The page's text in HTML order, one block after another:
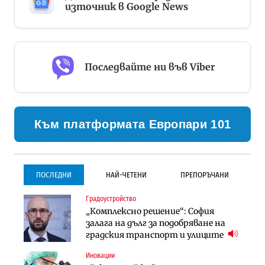
източник в Google News
Последвайте ни във Viber
Към платформата Европари 101
ПОСЛЕДНИ НАЙ-ЧЕТЕНИ ПРЕПОРЪЧАНИ
Градоустройство
„Комплексно решение“: София
залага на дълг за подобряване на
градския транспорт и улиците
Иновации
Градоустройство
Столична община избра
изпълнител за преместването на
трамвайното трасе по бул.
Инфраструктура
Проектирането на тунела под
Петрохан ще върви паралелно с
екологичните оценки
Компании